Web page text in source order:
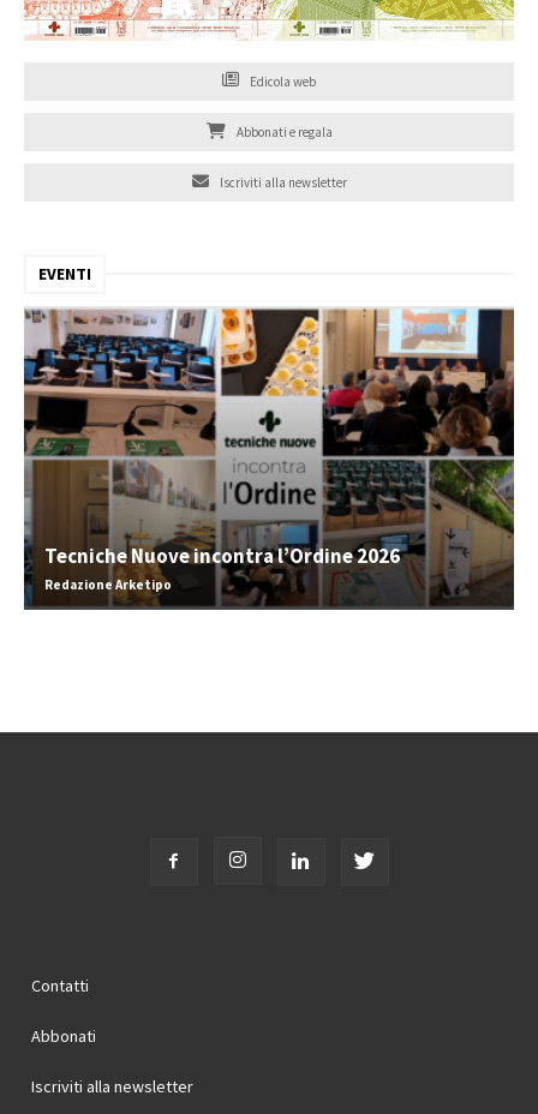
Edicola web
Abbonati e regala
Iscriviti alla newsletter
EVENTI
Tecniche Nuove incontra l’Ordine 2026
Redazione Arketipo
Contatti
Abbonati
Iscriviti alla newsletter